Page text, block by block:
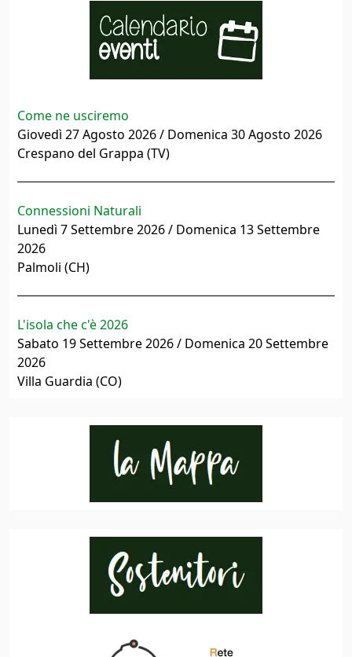
Come ne usciremo
Giovedì 27 Agosto 2026 / Domenica 30 Agosto 2026
Crespano del Grappa (TV)
Connessioni Naturali
Lunedì 7 Settembre 2026 / Domenica 13 Settembre
2026
Palmoli (CH)
L'isola che c'è 2026
Sabato 19 Settembre 2026 / Domenica 20 Settembre
2026
Villa Guardia (CO)